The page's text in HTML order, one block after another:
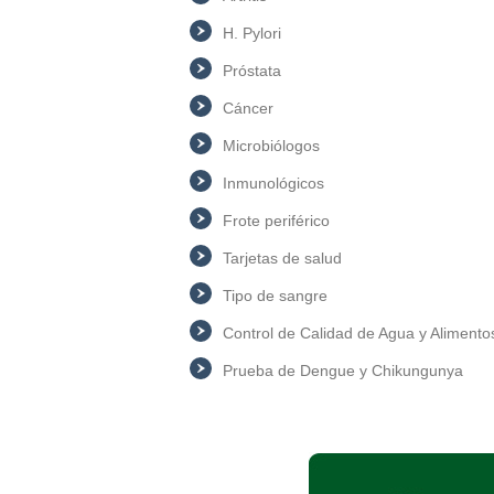
H. Pylori
Próstata
Cáncer
Microbiólogos
Inmunológicos
Frote periférico
Tarjetas de salud
Tipo de sangre
Control de Calidad de Agua y
Prueba de Dengue y Chikungunya